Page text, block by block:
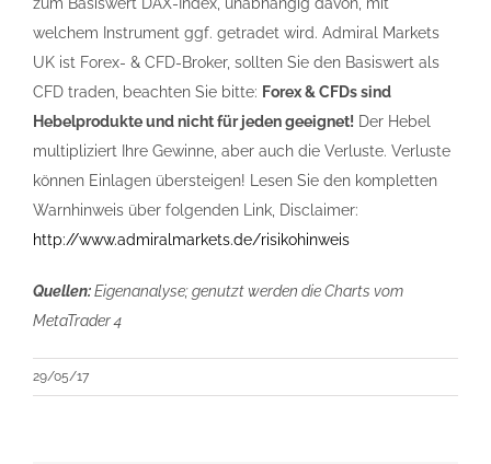
welchem Instrument ggf. getradet wird. Admiral Markets
UK ist Forex- & CFD-Broker, sollten Sie den Basiswert als
CFD traden, beachten Sie bitte: Forex & CFDs sind
Hebelprodukte und nicht für jeden geeignet! Der Hebel
multipliziert Ihre Gewinne, aber auch die Verluste. Verluste
können Einlagen übersteigen! Lesen Sie den kompletten
Warnhinweis über folgenden Link, Disclaimer:
http://www.admiralmarkets.de/risikohinweis
Quellen:Eigenanalyse; genutzt werden die Charts vom
MetaTrader 4
29/05/17